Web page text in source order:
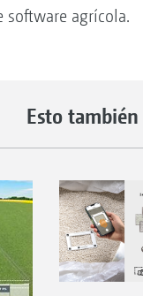
agrícola.
Esto